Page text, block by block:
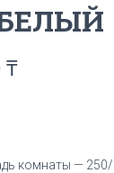
₸
комнаты — 250/